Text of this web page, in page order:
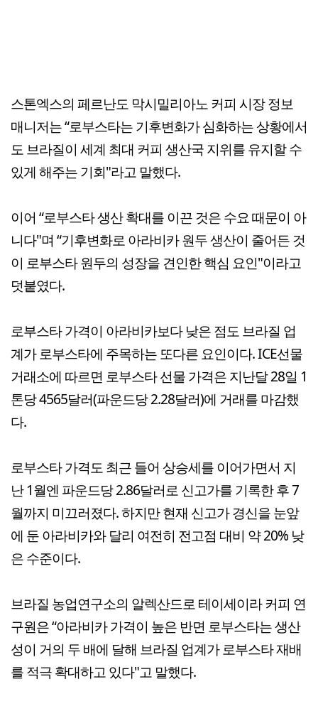
스톤엑스의 페르난도 막시밀리아노 커피 시장 정보
매니저는 “로부스타는 기후변화가 심화하는 상황에서
도 브라질이 세계 최대 커피 생산국 지위를 유지할 수
있게 해주는 기회"라고 말했다.
이어 “로부스타 생산 확대를 이끈 것은 수요 때문이 아
니다"며 “기후변화로 아라비카 원두 생산이 줄어든 것
이 로부스타 원두의 성장을 견인한 핵심 요인"이라고
덧붙였다.
로부스타 가격이 아라비카보다 낮은 점도 브라질 업
계가 로부스타에 주목하는 또다른 요인이다. ICE선물
거래소에 따르면 로부스타 선물 가격은 지난달 28일 1
톤당 4565달러(파운드당 2.28달러)에 거래를 마감했
다.
로부스타 가격도 최근 들어 상승세를 이어가면서 지
난 1월엔 파운드당 2.86달러로 신고가를 기록한 후 7
월까지 미끄러졌다. 하지만 현재 신고가 경신을 눈앞
에 둔 아라비카와 달리 여전히 전고점 대비 약 20% 낮
은 수준이다.
브라질 농업연구소의 알렉산드로 테이세이라 커피 연
구원은 “아라비카 가격이 높은 반면 로부스타는 생산
성이 거의 두 배에 달해 브라질 업계가 로부스타 재배
를 적극 확대하고 있다"고 말했다.